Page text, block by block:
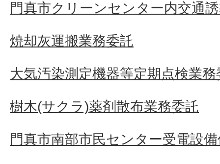
門真市クリーンセンター内交通
焼却灰運搬業務委託
大気汚染測定機器等定期点検業務
樹木(サクラ)薬剤散布業務委託
門真市南部市民センター受電設